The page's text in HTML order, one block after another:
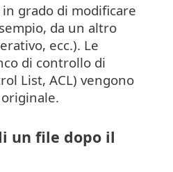
grado di modificare
da un altro
ecc.). Le
di controllo di
List, ACL) vengono
un file dopo il